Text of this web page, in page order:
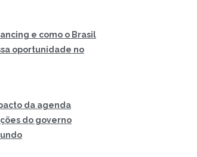
e como o Brasil
oportunidade no
da agenda
do governo